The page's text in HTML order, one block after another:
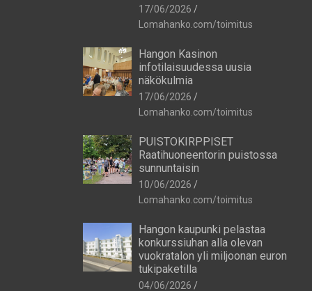
17/06/2026
Lomahanko.com/toimitus
Hangon Kasinon
infotilaisuudessa uusia
näkökulmia
17/06/2026
Lomahanko.com/toimitus
PUISTOKIRPPISET
Raatihuoneentorin puistossa
sunnuntaisin
10/06/2026
Lomahanko.com/toimitus
Hangon kaupunki pelastaa
konkurssiuhan alla olevan
vuokratalon yli miljoonan euron
tukipaketilla
04/06/2026